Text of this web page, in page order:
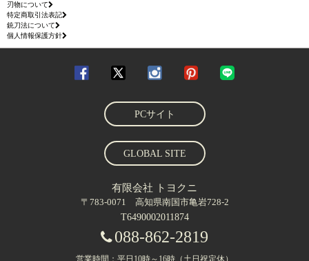
刃物について
特定商取引法表記
銃刀法について
個人情報保護方針
PCサイト
GLOBAL SITE
有限会社 トヨクニ
〒783-0071 高知県南国市亀岩728-2
T6490002011874
088-862-2819
営業時間：平日10時～16時（土日祝定休）